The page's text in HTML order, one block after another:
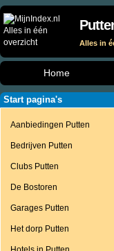
Alles in
Home
Start pagina's
Aanbiedingen Putten
Bedrijven Putten
Clubs Putten
De Bostoren
Garages Putten
Het dorp Putten